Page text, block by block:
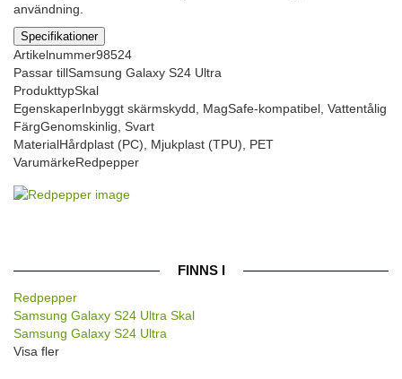
användning.
Specifikationer
Artikelnummer98524
Passar tillSamsung Galaxy S24 Ultra
ProdukttypSkal
EgenskaperInbyggt skärmskydd, MagSafe-kompatibel, Vattentålig
FärgGenomskinlig, Svart
MaterialHårdplast (PC), Mjukplast (TPU), PET
VarumärkeRedpepper
FINNS I
Redpepper
Samsung Galaxy S24 Ultra Skal
Samsung Galaxy S24 Ultra
Visa fler